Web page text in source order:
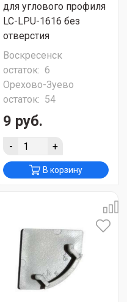
для углового профиля
LC-LPU-1616 без
отверстия
Воскресенск
остаток: 6
Орехово-Зуево
остаток: 54
9 руб.
- +
В корзину